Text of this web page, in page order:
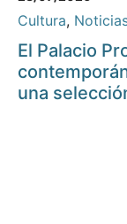
Cultura,
El Palacio
una